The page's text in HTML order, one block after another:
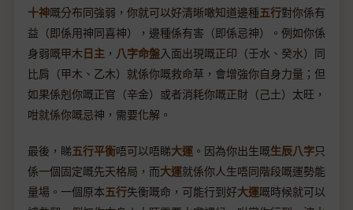
十神嘅分布同強弱，你就可以好清晰噉知道邊種五行對你係有
益（即係用神同喜神），邊種係有害（即係忌神）。例如你係
身弱嘅甲木日主 ， 八字命盤入面出現嘅正印（壬水、癸水）同
比肩（甲木、乙木）就係你嘅救命草，會增強你自身力量；但
如果係剋你嘅正官（辛金）或者消耗你嘅正財（己土）太旺，
咁就係你嘅忌神，需要化解。
最後，睇五行平衡唔可以唔睇大運 。因為你出生嘅生辰八字只
係一個固定嘅先天格局，而大運就係你人生唔同階段嘅運勢能
量場。一個原本五行失衡嘅命，可能行到好大運嘅時候就可以